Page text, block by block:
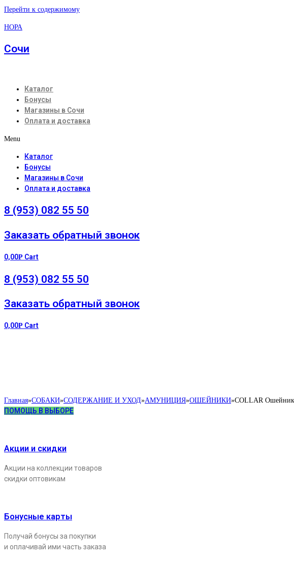
Перейти к содержимому
НОРА
Сочи
Каталог
Бонусы
Магазины в Сочи
Оплата и доставка
Menu
Каталог
Бонусы
Магазины в Сочи
Оплата и доставка
8 (953) 082 55 50
Заказать обратный звонок
0,00Р Cart
8 (953) 082 55 50
Заказать обратный звонок
0,00Р Cart
Главная»СОБАКИ»СОДЕРЖАНИЕ И УХОД»АМУНИЦИЯ»ОШЕЙНИКИ»COLLAR Ошейник
ПОМОЩЬ В ВЫБОРЕ
Акции и скидки
Акции на коллекции товаров
скидки оптовикам
Бонусные карты
Получай бонусы за покупки
и оплачивай ими часть заказа